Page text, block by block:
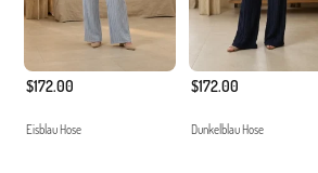
$172.00
Eisblau Hose
$172.00
Dunkelblau Hose